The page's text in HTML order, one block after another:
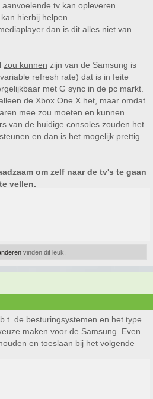
tv kan opleveren.
hierbij helpen.
dan is dit alles niet van
zou kunnen zijn van de Samsung is
refresh rate) dat is in feite
met G sync in de pc markt.
de Xbox One X het, maar omdat
mee zou moeten en kunnen
van de huidige consoles zouden het
en dan is het mogelijk prettig
om zelf naar de tv's te gaan
vellen.
vinden dit leuk.
de besturingsystemen en het type
maken voor de Samsung. Even
en toeslaan bij het volgende